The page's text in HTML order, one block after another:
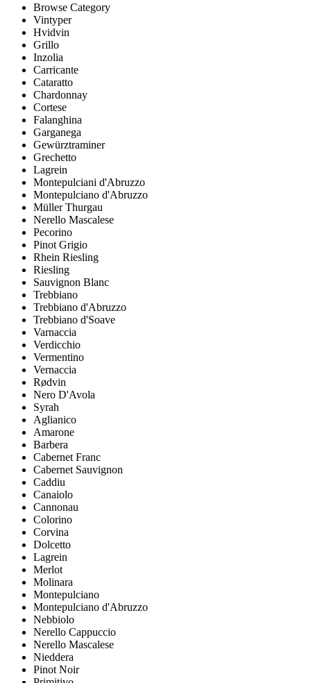
Browse Category
Vintyper
Hvidvin
Grillo
Inzolia
Carricante
Cataratto
Chardonnay
Cortese
Falanghina
Garganega
Gewürztraminer
Grechetto
Lagrein
Montepulciani d'Abruzzo
Montepulciano d'Abruzzo
Müller Thurgau
Nerello Mascalese
Pecorino
Pinot Grigio
Rhein Riesling
Riesling
Sauvignon Blanc
Trebbiano
Trebbiano d'Abruzzo
Trebbiano d'Soave
Varnaccia
Verdicchio
Vermentino
Vernaccia
Rødvin
Nero D'Avola
Syrah
Aglianico
Amarone
Barbera
Cabernet Franc
Cabernet Sauvignon
Caddiu
Canaiolo
Cannonau
Colorino
Corvina
Dolcetto
Lagrein
Merlot
Molinara
Montepulciano
Montepulciano d'Abruzzo
Nebbiolo
Nerello Cappuccio
Nerello Mascalese
Nieddera
Pinot Noir